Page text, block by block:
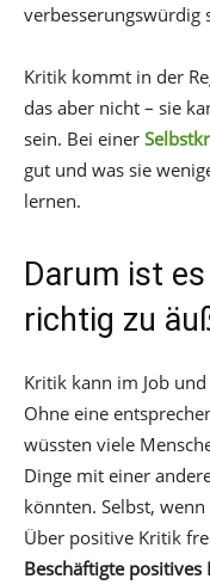
verbesserungswürdig
Kritik kommt in der
das aber nicht – sie
sein. Bei einer
gut und was sie
lernen.
Darum ist
richtig zu
Kritik kann im Job
Ohne eine
wüssten viele
Dinge mit einer
könnten. Selbst,
Über positive Kritik
Beschäftigte positives